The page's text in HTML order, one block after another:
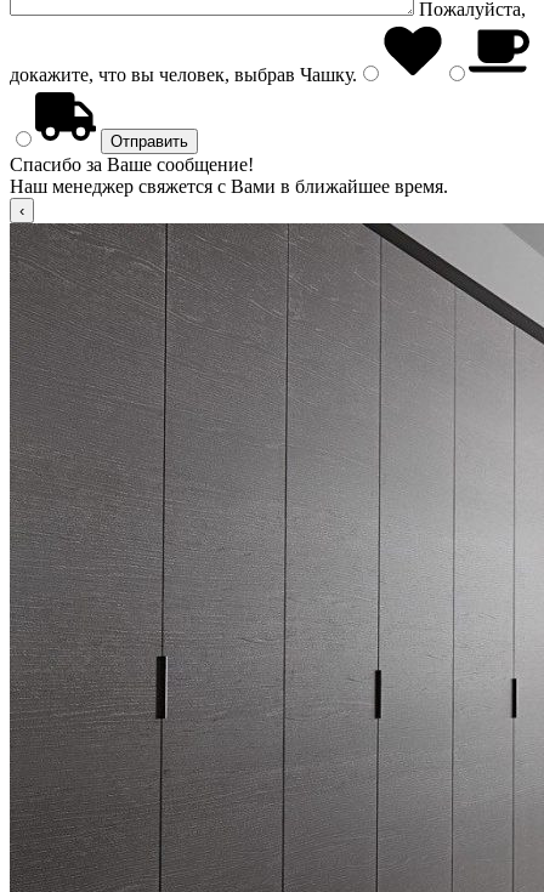
Пожалуйста,
докажите, что вы человек, выбрав Чашку.
Спасибо за Ваше сообщение!
Наш менеджер свяжется с Вами в ближайшее время.